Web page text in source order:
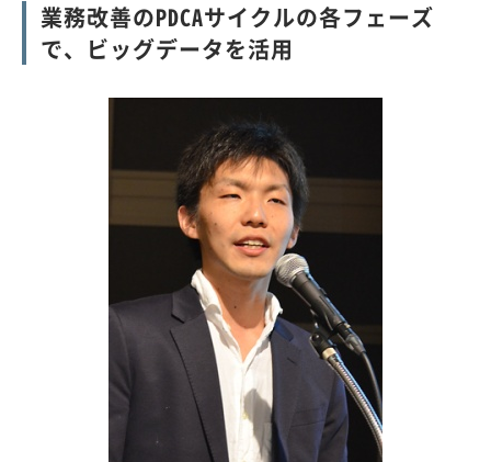
業務改善のPDCAサイクルの各フェーズ
で、ビッグデータを活用